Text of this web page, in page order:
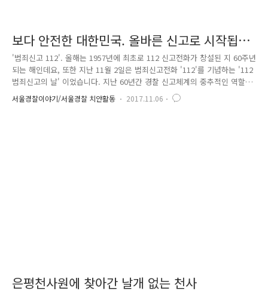
보다 안전한 대한민국. 올바른 신고로 시작됩니
다
'범죄신고 112'. 올해는 1957년에 최초로 112 신고전화가 창설된 지 60주년
되는 해인데요, 또한 지난 11월 2일은 범죄신고전화 '112'를 기념하는 '112
범죄신고의 날' 이었습니다. 지난 60년간 경찰 신고체계의 중추적인 역할
을 해 온 '범죄신고전화 112'. 대한민국 15만 경찰은 어제도 오늘도 또 앞으
로도 범죄로부터 시민들의 생명과 신체, 재산을 보호하기 위해 어디든지
서울경찰이야기/서울경찰 치안활동 2017.11.06
은평천사원에 찾아간 날개 없는 천사